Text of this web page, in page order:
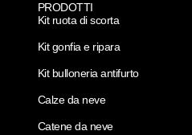
PRODOTTI
Kit ruota di scorta
Kit gonfia e ripara
Kit bulloneria antifurto
Calze da neve
Catene da neve